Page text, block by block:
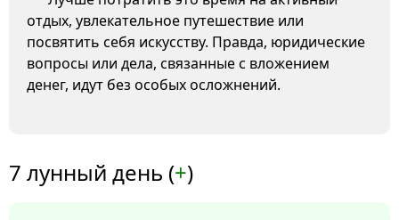
отдых, увлекательное путешествие или
посвятить себя искусству. Правда, юридические
вопросы или дела, связанные с вложением
денег, идут без особых осложнений.
7 лунный день (+)